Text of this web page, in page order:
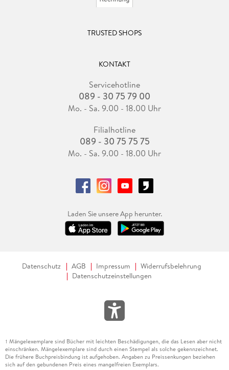
TRUSTED SHOPS
KONTAKT
Servicehotline
089 - 30 75 79 00
Mo. - Sa. 9.00 - 18.00 Uhr
Filialhotline
089 - 30 75 75 75
Mo. - Sa. 9.00 - 18.00 Uhr
Laden Sie unsere App herunter.
Datenschutz AGB Impressum
Widerrufsbelehrung
Datenschutzeinstellungen
1 Mängelexemplare sind Bücher mit leichten Beschädigungen, die das Lesen aber nicht
einschränken. Mängelexemplare sind durch einen Stempel als solche gekennzeichnet.
Die frühere Buchpreisbindung ist aufgehoben. Angaben zu Preissenkungen beziehen
sich auf den gebundenen Preis eines mangelfreien Exemplars.